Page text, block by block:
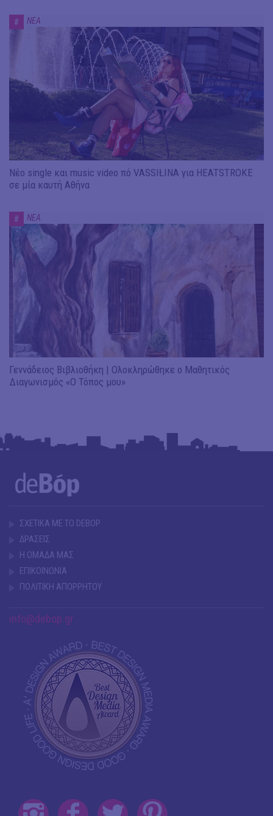
# ΝΕΑ
Νέο single και music video πό VASSIŁINA για HEATSTROKE
σε μία καυτή Αθήνα
# ΝΕΑ
Γεννάδειος Βιβλιοθήκη | Ολοκληρώθηκε ο Μαθητικός
Διαγωνισμός «Ο Τόπος μου»
ΣΧΕΤΙΚΑ ΜΕ ΤΟ DEBOP
ΔΡΑΣΕΙΣ
Η ΟΜΑΔΑ ΜΑΣ
ΕΠΙΚΟΙΝΩΝΙΑ
ΠΟΛΙΤΙΚΗ ΑΠΟΡΡΗΤΟΥ
info@debop.gr